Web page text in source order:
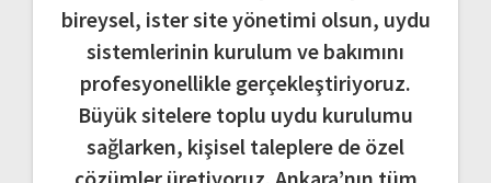
bireysel, ister site yönetimi olsun, uydu
sistemlerinin kurulum ve bakımını
profesyonellikle gerçekleştiriyoruz.
Büyük sitelere toplu uydu kurulumu
sağlarken, kişisel taleplere de özel